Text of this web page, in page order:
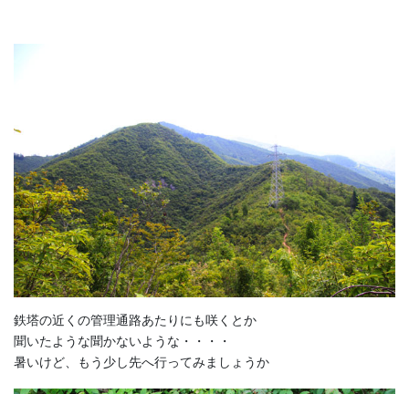
鉄塔の近くの管理通路あたりにも咲くとか
聞いたような聞かないような・・・・
暑いけど、もう少し先へ行ってみましょうか